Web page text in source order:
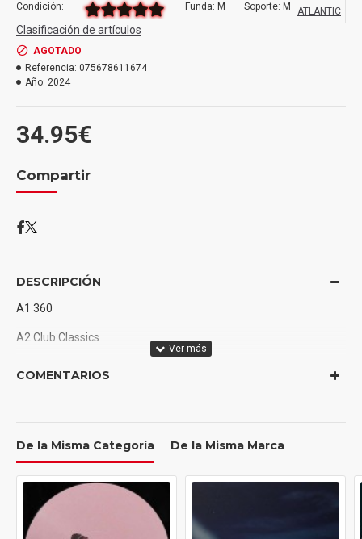
34.95€
Condición: Funda: M Soporte: M
Clasificación de artículos
AGOTADO
Referencia: 075678611674
Año: 2024
ATLANTIC
Compartir
DESCRIPCIÓN
A1 360
A2 Club Classics
A6 Von Dutch
A7 Everything Is Romantic
B1 Rewind
COMENTARIOS
De la Misma Categoría De la Misma Marca